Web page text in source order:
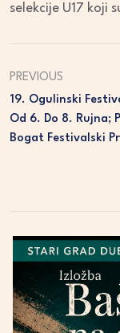
selekcije U17 koji
PREVIOUS
19. Ogulinski
Od 6. Do 8. Rujna;
Bogat Festivalski